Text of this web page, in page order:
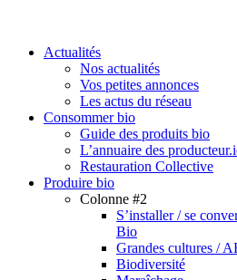
search
Menu
Actualités
Nos actualités
Vos petites annonces
Les actus du réseau
Consommer bio
Guide des produits bio
L’annuaire des
Restauration Collective
Produire bio
Colonne #2
S’installer / se
Bio
Grandes cultures /
Biodiversité